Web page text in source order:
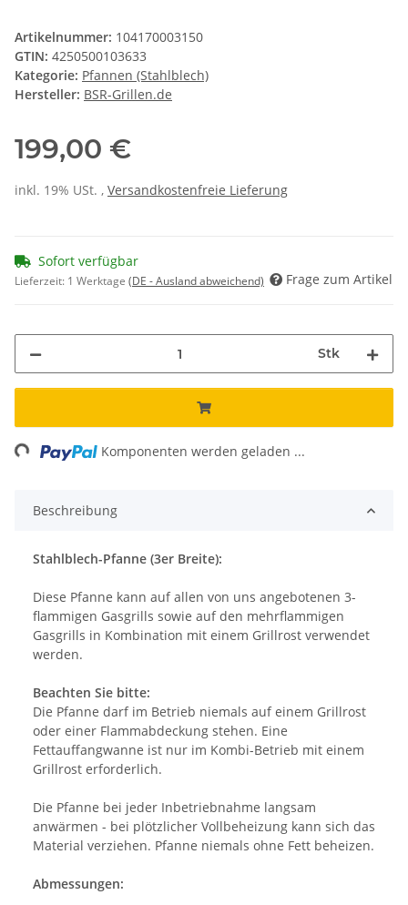
Artikelnummer: 104170003150
GTIN: 4250500103633
Kategorie: Pfannen (Stahlblech)
Hersteller: BSR-Grillen.de
199,00 €
inkl. 19% USt. , Versandkostenfreie Lieferung
Sofort verfügbar
Lieferzeit: 1 Werktage (DE - Ausland abweichend) Frage zum Artikel
Stk
Komponenten werden geladen ...
Beschreibung
Stahlblech-Pfanne (3er Breite):
Diese Pfanne kann auf allen von uns angebotenen 3-
flammigen Gasgrills sowie auf den mehrflammigen
Gasgrills in Kombination mit einem Grillrost verwendet
werden.
Beachten Sie bitte:
Die Pfanne darf im Betrieb niemals auf einem Grillrost
oder einer Flammabdeckung stehen. Eine
Fettauffangwanne ist nur im Kombi-Betrieb mit einem
Grillrost erforderlich.
Die Pfanne bei jeder Inbetriebnahme langsam
anwärmen - bei plötzlicher Vollbeheizung kann sich das
Material verziehen. Pfanne niemals ohne Fett beheizen.
Abmessungen: